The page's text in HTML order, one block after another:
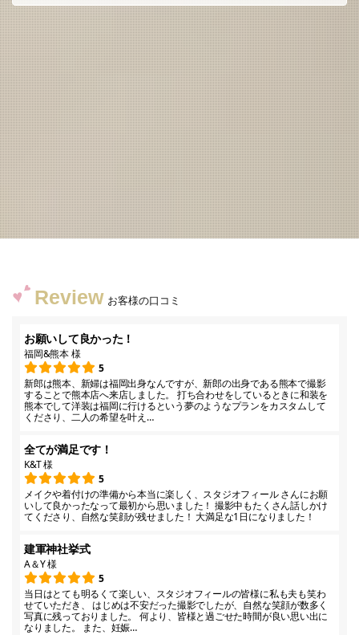
Review お客様の口コミ
お願いして良かった！
福岡&熊本 様
5
新郎は熊本、新婦は福岡出身なんですが、新郎の出身である熊本で撮影
することで熊本店へ来店しました。 打ち合わせをしているときに和装を
熊本でして洋装は福岡に行けるという夢のようなプランをカスタムして
くださり、二人の希望を叶え…
全てが満足です！
K&T 様
5
メイクや着付けの準備から本当に楽しく、スタジオフィール さんにお願
いして良かったなって最初から思いました！ 撮影中もたくさん話しかけ
てくださり、自然な笑顔が残せました！ 大満足な1日になりました！
建軍神社挙式
A＆Y 様
5
当日はとても明るくて楽しい、スタジオフィールの皆様に私も夫も笑わ
せていただき、 はじめは不安だった撮影でしたが、自然な笑顔が数多く
写真に残っておりました。 何より、皆様と過ごせた時間が良い思い出に
なりました。 また、妊娠…